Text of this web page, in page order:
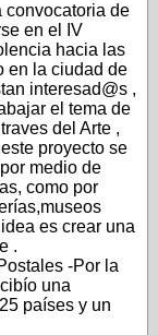
convocatoria de
en el IV
hacia las
en la ciudad de
interesad@s ,
el tema de
del Arte ,
proyecto se
medio de
como por
es crear una
.
-Por la
una
países y un